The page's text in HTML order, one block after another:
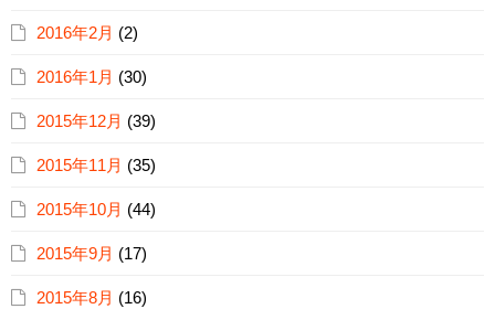
2016年2月 (2)
2016年1月 (30)
2015年12月 (39)
2015年11月 (35)
2015年10月 (44)
2015年9月 (17)
2015年8月 (16)